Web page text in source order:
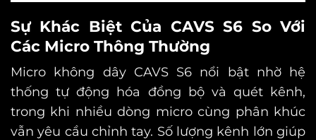
Sự Khác Biệt Của CAVS S6 So Với
Các Micro Thông Thường
Micro không dây CAVS S6 nổi bật nhờ hệ
thống tự động hóa đồng bộ và quét kênh,
trong khi nhiều dòng micro cùng phân khúc
vẫn yêu cầu chỉnh tay. Số lượng kênh lớn giúp